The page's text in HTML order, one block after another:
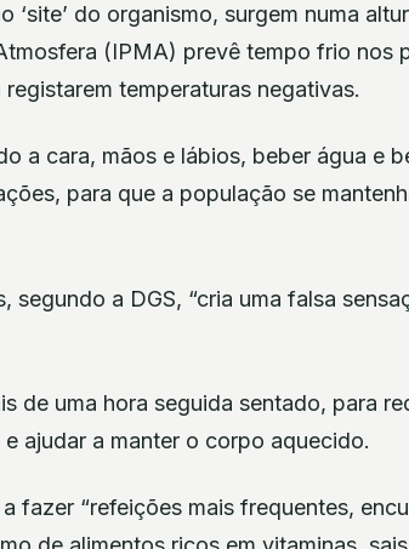
‘site’ do organismo, surgem numa
(IPMA) prevê tempo frio nos
temperaturas negativas.
a cara, mãos e lábios, beber água e
para que a população se
segundo a DGS, “cria uma falsa
de uma hora seguida sentado, para
ajudar a manter o corpo aquecido.
fazer “refeições mais frequentes,